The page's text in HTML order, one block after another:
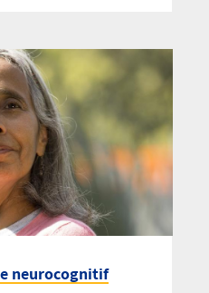
neurocognitif